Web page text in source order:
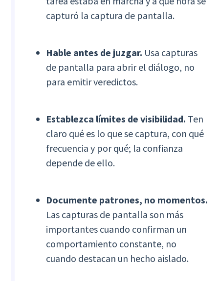
capturó la captura de pantalla.
Hable antes de juzgar. Usa capturas
de pantalla para abrir el diálogo, no
para emitir veredictos.
Establezca límites de visibilidad. Ten
claro qué es lo que se captura, con qué
frecuencia y por qué; la confianza
depende de ello.
Documente patrones, no momentos.
Las capturas de pantalla son más
importantes cuando confirman un
comportamiento constante, no
cuando destacan un hecho aislado.